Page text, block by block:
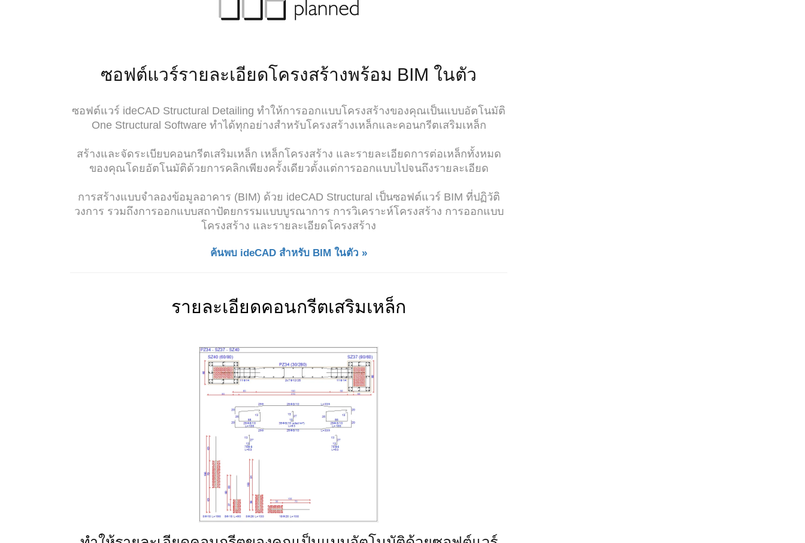
ซอฟต์แวร์รายละเอียดโครงสร้างพร้อม BIM ในตัว
ซอฟต์แวร์ ideCAD Structural Detailing ทำให้การออกแบบโครงสร้างของคุณเป็นแบบอัตโนมัติ
One Structural Software ทำได้ทุกอย่างสำหรับโครงสร้างเหล็กและคอนกรีตเสริมเหล็ก
สร้างและจัดระเบียบคอนกรีตเสริมเหล็ก เหล็กโครงสร้าง และรายละเอียดการต่อเหล็กทั้งหมด
ของคุณโดยอัตโนมัติด้วยการคลิกเพียงครั้งเดียวตั้งแต่การออกแบบไปจนถึงรายละเอียด
การสร้างแบบจำลองข้อมูลอาคาร (BIM) ด้วย ideCAD Structural เป็นซอฟต์แวร์ BIM ที่ปฏิวัติ
วงการ รวมถึงการออกแบบสถาปัตยกรรมแบบบูรณาการ การวิเคราะห์โครงสร้าง การออกแบบ
โครงสร้าง และรายละเอียดโครงสร้าง
ค้นพบ ideCAD สำหรับ BIM ในตัว »
รายละเอียดคอนกรีตเสริมเหล็ก